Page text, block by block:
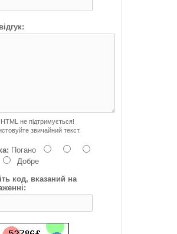
HTML не підтримується!
звичайний текст.
Погано
Добре
код, вказаний на